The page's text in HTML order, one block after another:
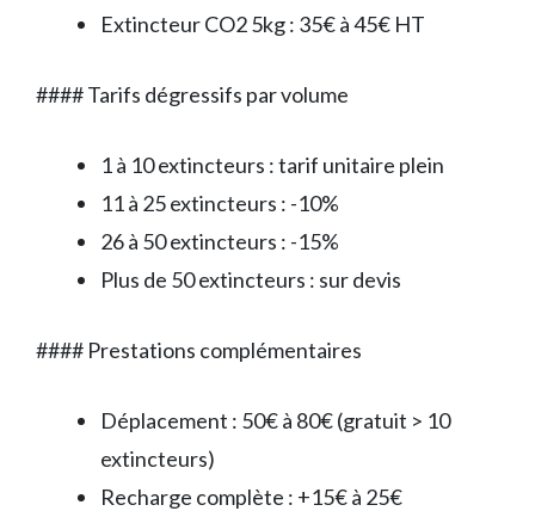
Extincteur CO2 5kg : 35€ à 45€ HT
#### Tarifs dégressifs par volume
1 à 10 extincteurs : tarif unitaire plein
11 à 25 extincteurs : -10%
26 à 50 extincteurs : -15%
Plus de 50 extincteurs : sur devis
#### Prestations complémentaires
Déplacement : 50€ à 80€ (gratuit > 10
extincteurs)
Recharge complète : +15€ à 25€